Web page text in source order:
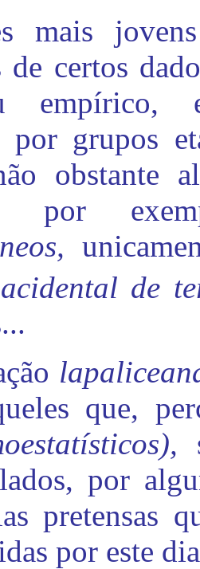
mais
de certos
por grupos
obstante
por
de
que,
por
pretensas
por este